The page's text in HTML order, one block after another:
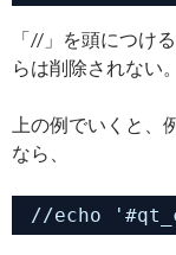
「//」を頭につけ
らは削除されない。
上の例でいくと
なら、
//echo